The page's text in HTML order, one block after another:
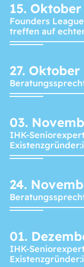
15. Oktober
Founders
treffen auf
27. Oktober
03.
IHK-
24.
01.
IHK-